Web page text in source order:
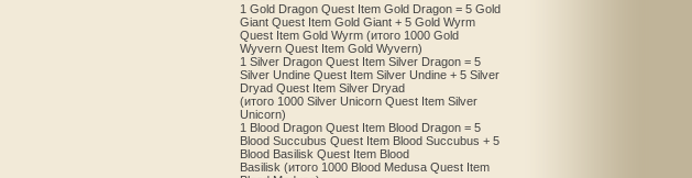
1 Gold Dragon Quest Item Gold Dragon = 5 Gold
Giant Quest Item Gold Giant + 5 Gold Wyrm
Quest Item Gold Wyrm (итого 1000 Gold
Wyvern Quest Item Gold Wyvern)
1 Silver Dragon Quest Item Silver Dragon = 5
Silver Undine Quest Item Silver Undine + 5 Silver
Dryad Quest Item Silver Dryad
(итого 1000 Silver Unicorn Quest Item Silver
Unicorn)
1 Blood Dragon Quest Item Blood Dragon = 5
Blood Succubus Quest Item Blood Succubus + 5
Blood Basilisk Quest Item Blood
Basilisk (итого 1000 Blood Medusa Quest Item